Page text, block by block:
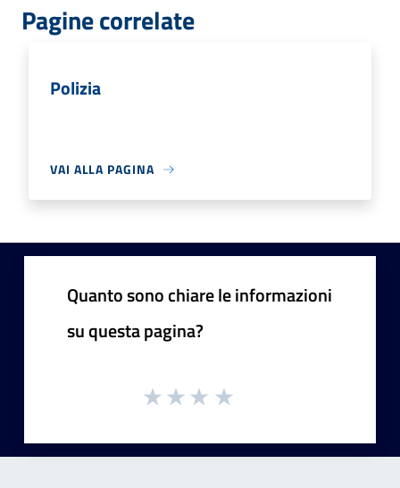
Pagine correlate
Polizia
VAI ALLA PAGINA
Quanto sono chiare le informazioni
su questa pagina?